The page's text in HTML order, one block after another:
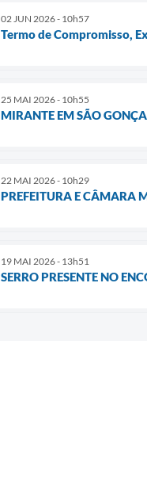
02 JUN 2026 - 10h57
Termo de Compromisso,
25 MAI 2026 - 10h55
MIRANTE EM SÃO
22 MAI 2026 - 10h29
PREFEITURA E CÂMARA
19 MAI 2026 - 13h51
SERRO PRESENTE NO